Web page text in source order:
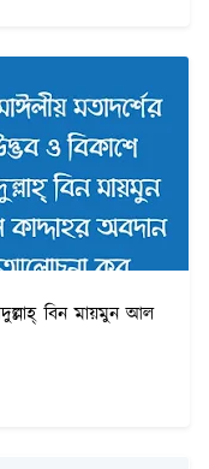
বিন মায়মুন আল